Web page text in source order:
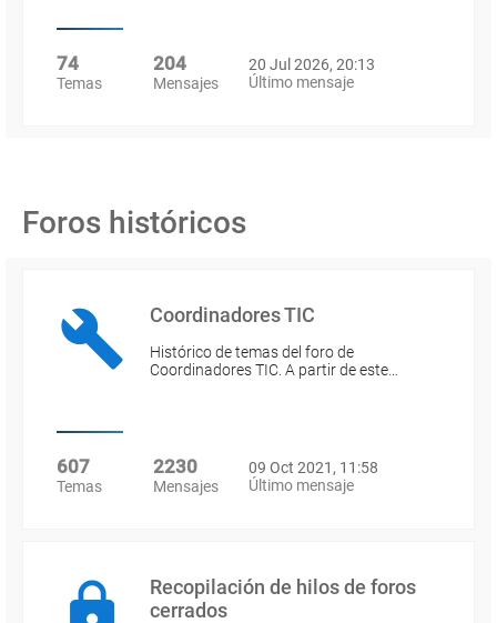
74
Temas
204
Mensajes
20 Jul 2026, 20:13
Último mensaje
Foros históricos
Coordinadores TIC
Histórico de temas del foro de
Coordinadores TIC. A partir de este…
607
Temas
2230
Mensajes
09 Oct 2021, 11:58
Último mensaje
Recopilación de hilos de foros
cerrados